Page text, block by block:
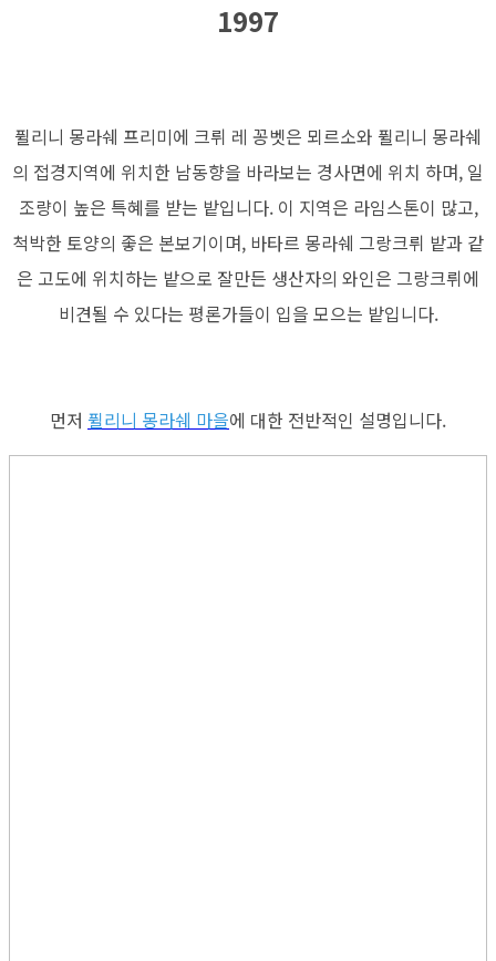
1997
퓔리니 몽라쉐 프리미에 크뤼 레 꽁벳은 뫼르소와 퓔리니 몽라쉐
의 접경지역에 위치한 남동향을 바라보는 경사면에 위치 하며, 일
조량이 높은 특혜를 받는 밭입니다. 이 지역은 라임스톤이 많고,
척박한 토양의 좋은 본보기이며, 바타르 몽라쉐 그랑크뤼 밭과 같
은 고도에 위치하는 밭으로 잘만든 생산자의 와인은 그랑크뤼에
비견될 수 있다는 평론가들이 입을 모으는 밭입니다.
먼저 퓔리니 몽라쉐 마을에 대한 전반적인 설명입니다.